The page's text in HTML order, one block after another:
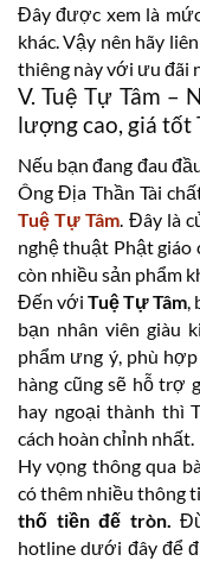
Đây được xem là
khác. Vậy nên hãy
thiêng này với ưu đãi
V. Tuệ Tự Tâm –
lượng cao, giá tốt
Nếu bạn đang đau
Ông Địa Thần Tài
Tuệ Tự Tâm . Đây là
nghệ thuật Phật giáo
còn nhiều sản phẩm
Đến với Tuệ Tự Tâm
bạn nhân viên giàu
phẩm ưng ý, phù
hàng cũng sẽ hỗ trợ
hay ngoại thành thì
cách hoàn chỉnh nhất.
Hy vọng thông qua
có thêm nhiều thông
thố tiền đế tròn.
hotline dưới đây để